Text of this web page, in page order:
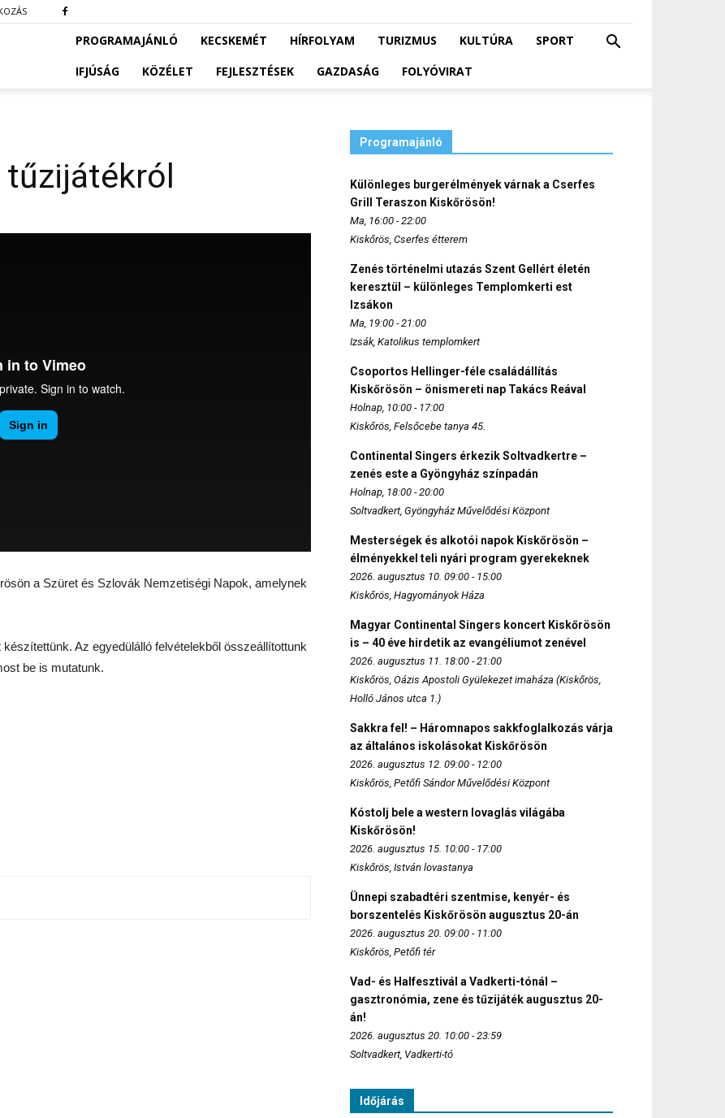
PROGRAMAJÁNLÓ KECSKEMÉT HÍRFOLYAM TURIZMUS KULTÚRA
SPORT
IFJÚSÁG
KÖZÉLET FEJLESZTÉSEK GAZDASÁG FOLYÓVIRAT
a Szüret és Szlovák Nemzetiségi Napok, amelynek
Az egyedülálló felvételekből összeállítottunk
be is mutatunk.
Programajánló
Különleges burgerélmények várnak a Cserfes
Grill Teraszon Kiskőrösön!
Ma, 16:00 - 22:00
Kiskőrös, Cserfes étterem
Zenés történelmi utazás Szent Gellért életén
keresztül – különleges Templomkerti est
Izsákon
Ma, 19:00 - 21:00
Izsák, Katolikus templomkert
Csoportos Hellinger-féle családállítás
Kiskőrösön – önismereti nap Takács Reával
Holnap, 10:00 - 17:00
Kiskőrös, Felsőcebe tanya 45.
Continental Singers érkezik Soltvadkertre –
zenés este a Gyöngyház színpadán
Holnap, 18:00 - 20:00
Soltvadkert, Gyöngyház Művelődési Központ
Mesterségek és alkotói napok Kiskőrösön –
élményekkel teli nyári program gyerekeknek
2026. augusztus 10. 09:00 - 15:00
Kiskőrös, Hagyományok Háza
Magyar Continental Singers koncert Kiskőrösön
is – 40 éve hirdetik az evangéliumot zenével
2026. augusztus 11. 18:00 - 21:00
Kiskőrös, Oázis Apostoli Gyülekezet imaháza (Kiskőrös,
Holló János utca 1.)
Sakkra fel! – Háromnapos sakkfoglalkozás várja
az általános iskolásokat Kiskőrösön
2026. augusztus 12. 09:00 - 12:00
Kiskőrös, Petőfi Sándor Művelődési Központ
Kóstolj bele a western lovaglás világába
Kiskőrösön!
2026. augusztus 15. 10:00 - 17:00
Kiskőrös, István lovastanya
Ünnepi szabadtéri szentmise, kenyér- és
borszentelés Kiskőrösön augusztus 20-án
2026. augusztus 20. 09:00 - 11:00
Kiskőrös, Petőfi tér
Vad- és Halfesztivál a Vadkerti-tónál –
gasztronómia, zene és tűzijáték augusztus 20-
án!
2026. augusztus 20. 10:00 - 23:59
Soltvadkert, Vadkerti-tó
Időjárás